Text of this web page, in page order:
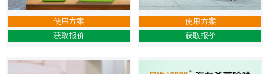
使用方案
获取报价
使用方案
获取报价